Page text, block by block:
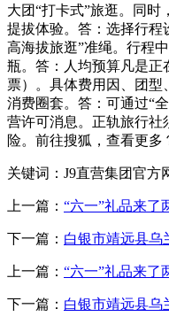
大团“打卡式”旅逛。同时
提拔体验。答：选择行
高海拔旅逛”准绳。行程
瓶。答：人均预算凡是正
票）。具体费用因、团型
消费圈套。答：可通过“
营许可消息。正轨旅行社
险。前往搜狐，查看更多
关键词：J9直营集团官方
上一篇： “六一”礼品来了
下一篇： 白银市靖远县乌
上一篇： “六一”礼品来了
下一篇： 白银市靖远县乌